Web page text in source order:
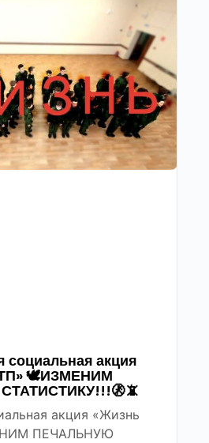
социальная акция
🕊ИЗМЕНИМ
акция «Жизнь
ПЕЧАЛЬНУЮ